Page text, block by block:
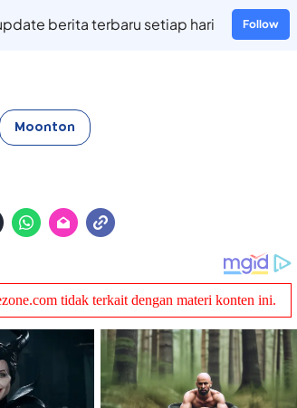
berita terbaru setiap hari Follow
Moonton